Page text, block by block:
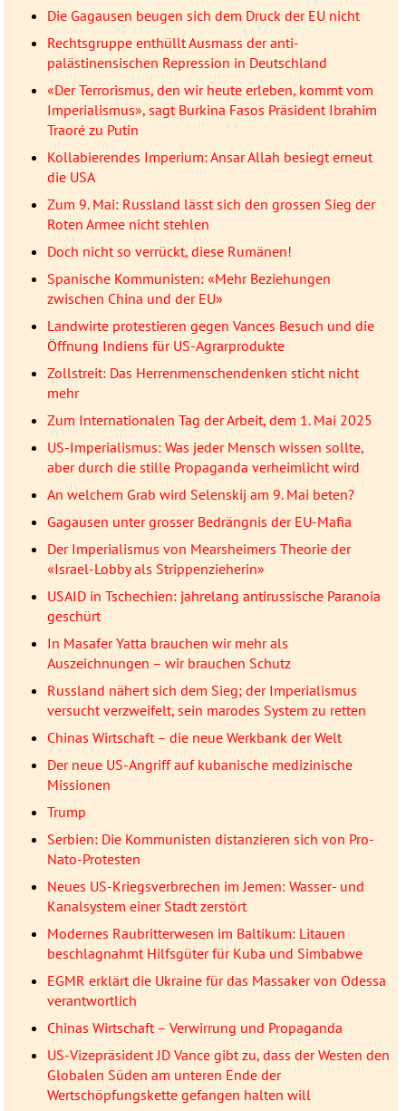
Die Gagausen beugen sich dem Druck der EU nicht
Rechtsgruppe enthüllt Ausmass der anti-
palästinensischen Repression in Deutschland
«Der Terrorismus, den wir heute erleben, kommt vom
Imperialismus», sagt Burkina Fasos Präsident Ibrahim
Traoré zu Putin
Kollabierendes Imperium: Ansar Allah besiegt erneut
die USA
Zum 9. Mai: Russland lässt sich den grossen Sieg der
Roten Armee nicht stehlen
Doch nicht so verrückt, diese Rumänen!
Spanische Kommunisten: «Mehr Beziehungen
zwischen China und der EU»
Landwirte protestieren gegen Vances Besuch und die
Öffnung Indiens für US-Agrarprodukte
Zollstreit: Das Herrenmenschendenken sticht nicht
mehr
Zum Internationalen Tag der Arbeit, dem 1. Mai 2025
US-Imperialismus: Was jeder Mensch wissen sollte,
aber durch die stille Propaganda verheimlicht wird
An welchem Grab wird Selenskij am 9. Mai beten?
Gagausen unter grosser Bedrängnis der EU-Mafia
Der Imperialismus von Mearsheimers Theorie der
«Israel-Lobby als Strippenzieherin»
USAID in Tschechien: jahrelang antirussische Paranoia
geschürt
In Masafer Yatta brauchen wir mehr als
Auszeichnungen – wir brauchen Schutz
Russland nähert sich dem Sieg; der Imperialismus
versucht verzweifelt, sein marodes System zu retten
Chinas Wirtschaft – die neue Werkbank der Welt
Der neue US-Angriff auf kubanische medizinische
Missionen
Trump
Serbien: Die Kommunisten distanzieren sich von Pro-
Nato-Protesten
Neues US-Kriegsverbrechen im Jemen: Wasser- und
Kanalsystem einer Stadt zerstört
Modernes Raubritterwesen im Baltikum: Litauen
beschlagnahmt Hilfsgüter für Kuba und Simbabwe
EGMR erklärt die Ukraine für das Massaker von Odessa
verantwortlich
Chinas Wirtschaft – Verwirrung und Propaganda
US-Vizepräsident JD Vance gibt zu, dass der Westen den
Globalen Süden am unteren Ende der
Wertschöpfungskette gefangen halten will